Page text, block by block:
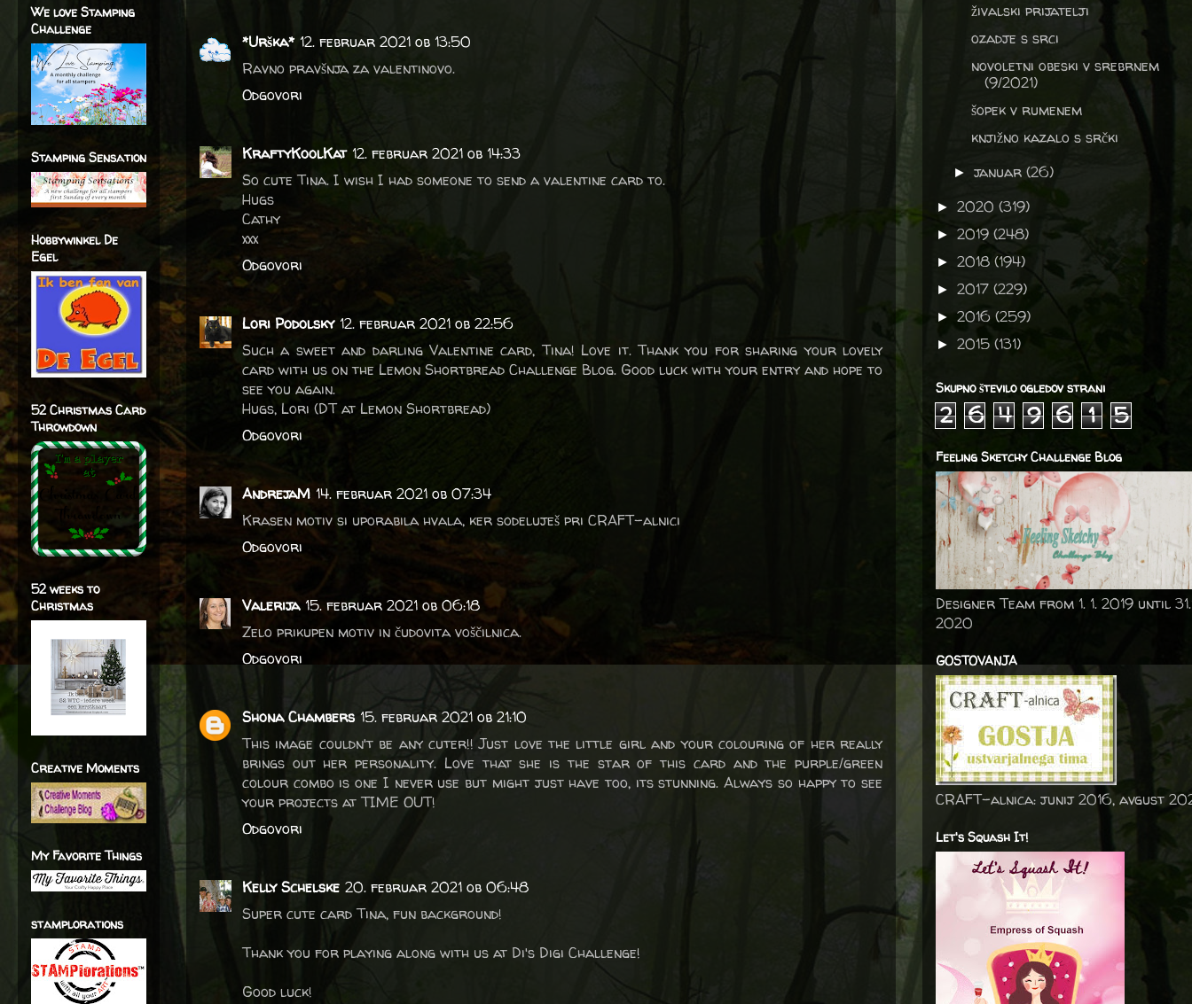
*Urška* 12. februar 2021 ob 13:50
Ravno pravšnja za valentinovo.
Odgovori
KraftyKoolKat 12. februar 2021 ob 14:33
So cute Tina. I wish I had someone to send a valentine card to.
Hugs
Cathy
xxx
Odgovori
Lori Podolsky 12. februar 2021 ob 22:56
Such a sweet and darling Valentine card, Tina! Love it. Thank you for sharing your lovely
card with us on the Lemon Shortbread Challenge Blog. Good luck with your entry and hope to
see you again.
Hugs, Lori (DT at Lemon Shortbread)
Odgovori
AndrejaM 14. februar 2021 ob 07:34
Krasen motiv si uporabila hvala, ker sodeluješ pri CRAFT-alnici
Odgovori
Valerija 15. februar 2021 ob 06:18
Zelo prikupen motiv in čudovita voščilnica.
Odgovori
Shona Chambers 15. februar 2021 ob 21:10
This image couldn't be any cuter!! Just love the little girl and your colouring of her really
brings out her personality. Love that she is the star of this card and the purple/green
colour combo is one I never use but might just have too, its stunning. Always so happy to see
your projects at TIME OUT!
Odgovori
Kelly Schelske 20. februar 2021 ob 06:48
Super cute card Tina, fun background!
Thank you for playing along with us at Di's Digi Challenge!
Good luck!
We love Stamping
Challenge
Stamping Sensation
Hobbywinkel De
Egel
52 Christmas Card
Throwdown
52 weeks to
Christmas
Creative Moments
My Favorite Things
stamplorations
živalski prijatelji
ozadje s srci
novoletni obeski v srebrnem
(9/2021)
šopek v rumenem
knjižno kazalo s srčki
►januar(26)
► 2020 (319)
► 2019 (248)
► 2018 (194)
► 2017 (229)
► 2016 (259)
► 2015 (131)
Skupno število ogledov strani
2 6 4 9 6 1 5
Feeling Sketchy Challenge Blog
Designer Team from 1. 1. 2019 until
2020
GOSTOVANJA
CRAFT-alnica: junij 2016, avgust
Let's Squash It!